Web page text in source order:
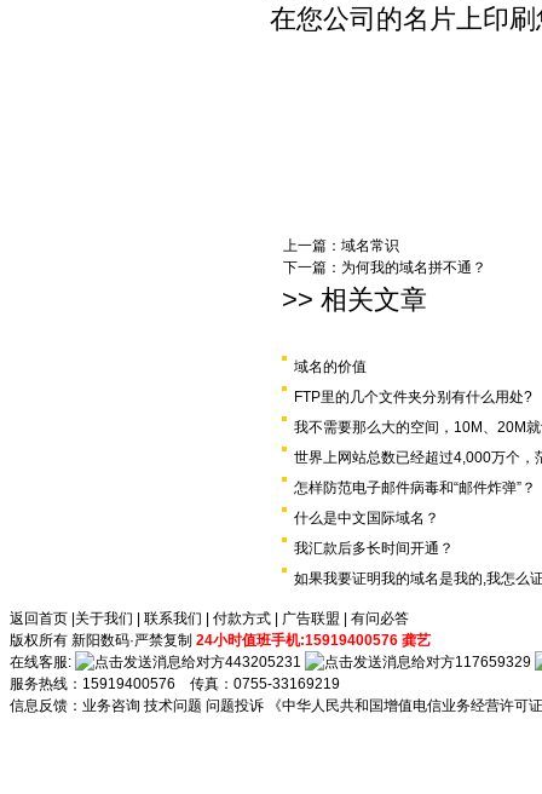
在您公司的名片上印
上一篇： 域名常识
下一篇： 为何我的域名拼不通？
>> 相关文章
域名的价值
FTP里的几个文件夹分别有什么用处?
我不需要那么大的空间，10M、20M
世界上网站总数已经超过4,000万个，
怎样防范电子邮件病毒和“邮件炸弹”？
什么是中文国际域名？
我汇款后多长时间开通？
如果我要证明我的域名是我的,我怎么
返回首页 关于我们 联系我们 付款方式 广告联盟
有问必答
版权所有 新阳数码·严禁复制 24小时值班手机:15919400576 龚艺
在线客服:
443205231
117659329
服务热线：15919400576 传真：0755-33169219
信息反馈： 业务咨询 技术问题 问题投诉 《中华人民共和国增值电信业务经营许可